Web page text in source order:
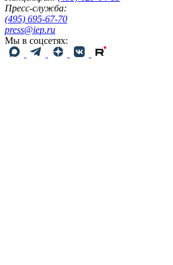
Пресс-служба:
(495) 695-67-70
press@iep.ru
Мы в соцсетях: